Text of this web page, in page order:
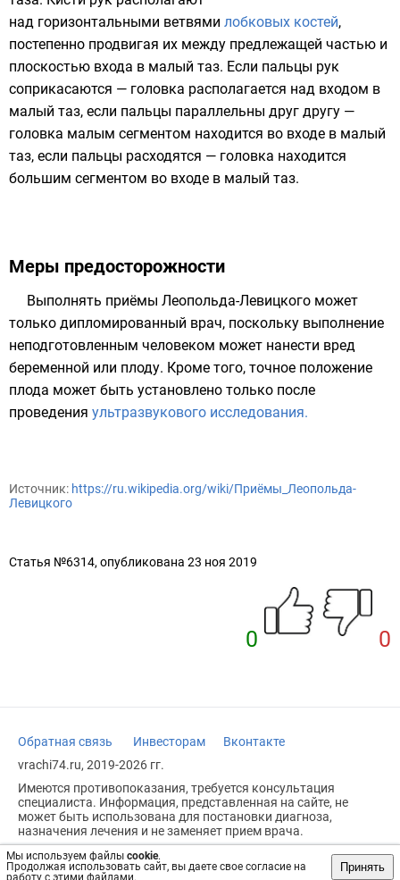
Мы используем файлы cookie.
Продолжая использовать сайт, вы даете свое согласие на
работу с этими файлами.
Принять
над горизонтальными ветвями лобковых костей,
постепенно продвигая их между предлежащей частью и
плоскостью входа в малый таз. Если пальцы рук
соприкасаются — головка располагается над входом в
малый таз, если пальцы параллельны друг другу —
головка малым сегментом находится во входе в малый
таз, если пальцы расходятся — головка находится
большим сегментом во входе в малый таз.
Меры предосторожности
Выполнять приёмы Леопольда-Левицкого может
только дипломированный врач, поскольку выполнение
неподготовленным человеком может нанести вред
беременной или плоду. Кроме того, точное положение
плода может быть установлено только после
проведения ультразвукового исследования.
Источник: https://ru.wikipedia.org/wiki/Приёмы_Леопольда-
Левицкого
Статья №6314, опубликована 23 ноя 2019
0 0
Обратная связь Инвесторам
Вконтакте
vrachi74.ru, 2019-2026 гг.
Имеются противопоказания, требуется консультация
специалиста. Информация, представленная на сайте, не
может быть использована для постановки диагноза,
назначения лечения и не заменяет прием врача.
Возрастное ограничение: 18+